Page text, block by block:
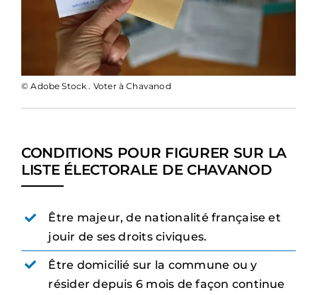
© Adobe Stock . Voter à Chavanod
CONDITIONS POUR FIGURER SUR LA
LISTE ÉLECTORALE DE CHAVANOD
Être majeur, de nationalité française et
jouir de ses droits civiques.
Être domicilié sur la commune ou y
résider depuis 6 mois de façon continue